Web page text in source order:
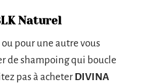
Naturel
pour une autre vous
de shampoing qui boucle
pas à acheter DIVINA